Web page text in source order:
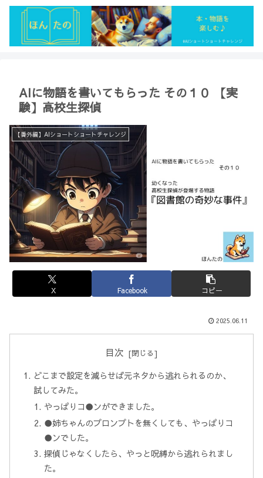
AIに物語を書いてもらった その１０ 【実
験】高校生探偵
【番外編】AIショートショートチャレンジ
X Facebook コピー
2025.06.11
目次
どこまで設定を減らせば元ネタから逃れられるのか、
試してみた。
やっぱりコ●ンができました。
●姉ちゃんのプロンプトを無くしても、やっぱりコ
●ンでした。
探偵じゃなくしたら、やっと呪縛から逃れられまし
た。